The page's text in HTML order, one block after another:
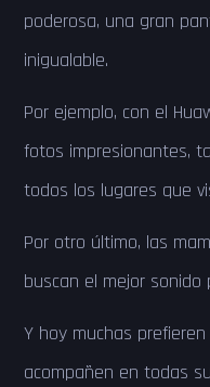
poderosa, una gran
inigualable.
Por ejemplo, con el
fotos impresionantes,
todos los lugares que
Por otro último, las
buscan el mejor
Y hoy muchas
acompañen en todas